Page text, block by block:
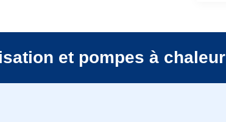
et pompes à chaleur